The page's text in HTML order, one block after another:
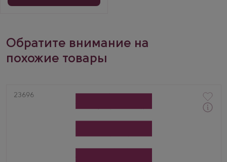
Обратите внимание на
похожие товары
Артикул
23696